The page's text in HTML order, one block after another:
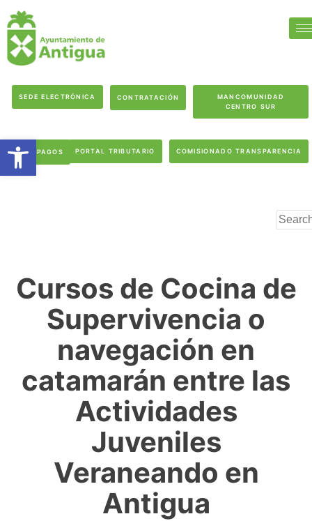
SEDE ELECTRÓNICA CONTRATACIÓN
MANCOMUNIDAD
CENTRO SUR
PAGOS PORTAL TRIBUTARIO COMISIONADO TRANSPARENCIA
Cursos de Cocina de
Supervivencia o
navegación en
catamarán entre las
Actividades
Juveniles
Veraneando en
Antigua
Abrir barra de herramientas